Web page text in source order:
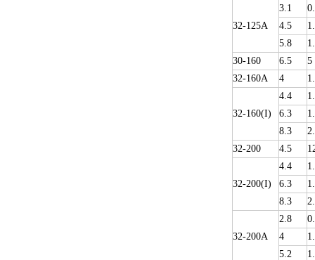
32-125A
3.1
4.5
5.8
30-160
6.5
5
32-160A
4
32-160(I)
4.4
6.3
8.3
32-200
4.5
32-200(I)
4.4
6.3
8.3
32-200A
2.8
4
5.2